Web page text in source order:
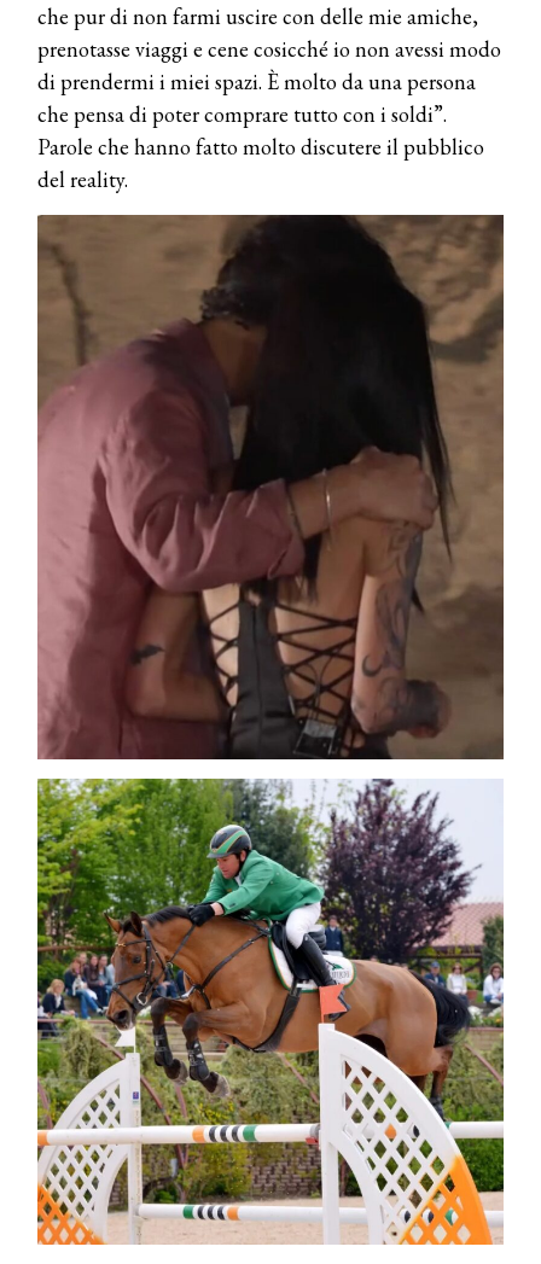
che pur di non farmi uscire con delle mie amiche,
prenotasse viaggi e cene cosicché io non avessi modo
di prendermi i miei spazi. È molto da una persona
che pensa di poter comprare tutto con i soldi”.
Parole che hanno fatto molto discutere il pubblico
del reality.